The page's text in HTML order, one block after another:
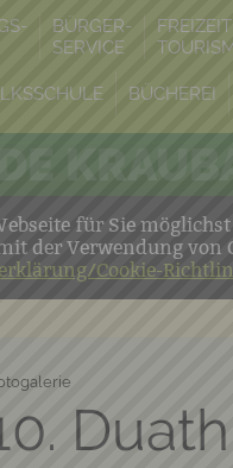
BÜRGER-
SERVICE
BÜCHEREI
für Sie
der Verwendung von
Cookie-